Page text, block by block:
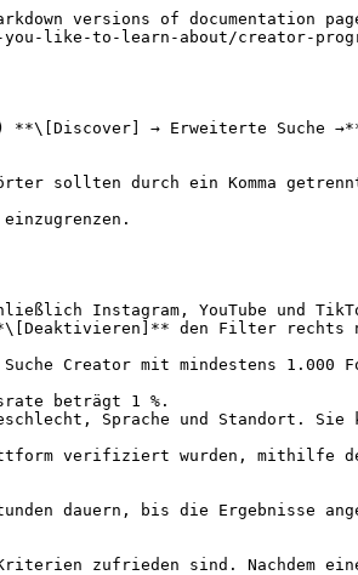
versions of documentation
like-to-learn-about/creator-
**\[Discover] → Erweiterte Suche
sollten durch ein Komma
Instagram, YouTube und
den Filter rechts
dauern, bis die Ergebnisse
zufrieden sind. Nachdem